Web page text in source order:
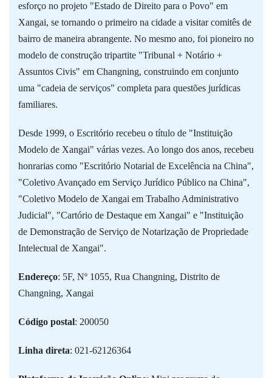
esforço no projeto "Estado de Direito para o Povo" em
Xangai, se tornando o primeiro na cidade a visitar comitês de
bairro de maneira abrangente. No mesmo ano, foi pioneiro no
modelo de construção tripartite "Tribunal + Notário +
Assuntos Civis" em Changning, construindo em conjunto
uma "cadeia de serviços" completa para questões jurídicas
familiares.
Desde 1999, o Escritório recebeu o título de "Instituição
Modelo de Xangai" várias vezes. Ao longo dos anos, recebeu
honrarias como "Escritório Notarial de Excelência na China",
"Coletivo Avançado em Serviço Jurídico Público na China",
"Coletivo Modelo de Xangai em Trabalho Administrativo
Judicial", "Cartório de Destaque em Xangai" e "Instituição
de Demonstração de Serviço de Notarização de Propriedade
Intelectual de Xangai".
Endereço: 5F, Nº 1055, Rua Changning, Distrito de
Changning, Xangai
Código postal: 200050
Linha direta: 021-62126364